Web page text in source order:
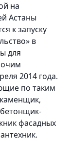
на
Астаны
к запуску
в
для
2014 года.
по таким
фасадных